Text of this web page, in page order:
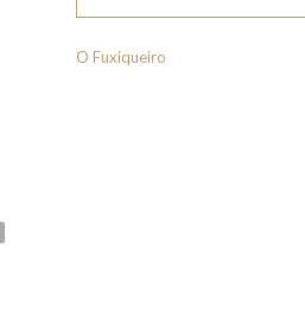
O Fuxiqueiro